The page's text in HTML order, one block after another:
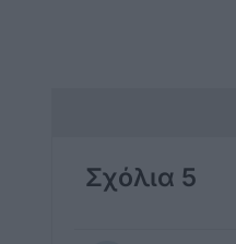
Σχόλια 5